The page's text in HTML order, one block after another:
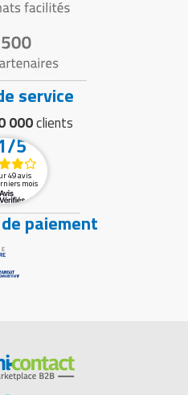
service
000clients
5
49 avis
mois
paiement